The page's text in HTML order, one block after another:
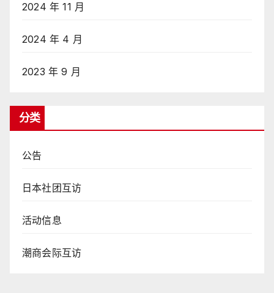
2024 年 11 月
2024 年 4 月
2023 年 9 月
分类
公告
日本社团互访
活动信息
潮商会际互访